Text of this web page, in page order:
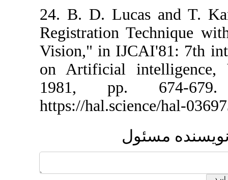
24. B. D.
Registration
Vision," in
on Artificial
1981, pp.
https://